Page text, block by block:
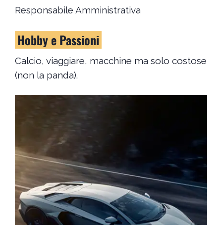
Responsabile Amministrativa
Hobby e Passioni
Calcio, viaggiare, macchine ma solo costose
(non la panda).